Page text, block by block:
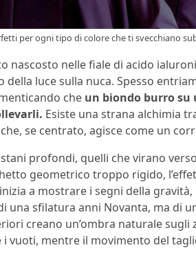
per ogni tipo di colore che ti svecchiano
nascosto nelle fiale di acido
della luce sulla nuca. Spesso
che un biondo burro su
Esiste una strana alchimia
se centrato, agisce come un
profondi, quelli che virano
geometrico troppo rigido,
a mostrare i segni della
una sfilatura anni Novanta, ma di
creano un’ombra naturale sugli
vuoti, mentre il movimento del